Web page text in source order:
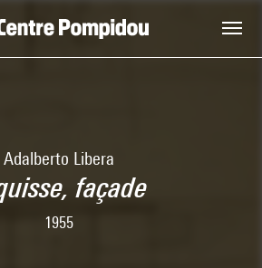
Adalberto Libera
façade
1955